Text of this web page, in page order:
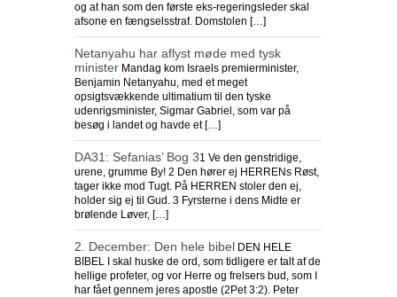
og at han som den første eks-regeringsleder skal
afsone en fængselsstraf. Domstolen […]
Netanyahu har aflyst møde med tysk
minister Mandag kom Israels premierminister,
Benjamin Netanyahu, med et meget
opsigtsvækkende ultimatium til den tyske
udenrigsminister, Sigmar Gabriel, som var på
besøg i landet og havde et […]
DA31: Sefanias’ Bog 31 Ve den genstridige,
urene, grumme By! 2 Den hører ej HERRENs Røst,
tager ikke mod Tugt. På HERREN stoler den ej,
holder sig ej til Gud. 3 Fyrsterne i dens Midte er
brølende Løver, […]
2. December: Den hele bibel DEN HELE
BIBEL I skal huske de ord, som tidligere er talt af de
hellige profeter, og vor Herre og frelsers bud, som I
har fået gennem jeres apostle (2Pet 3:2). Peter